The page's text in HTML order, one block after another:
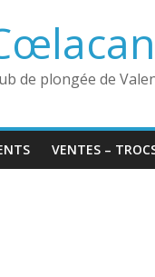
de plongée de
VENTES –